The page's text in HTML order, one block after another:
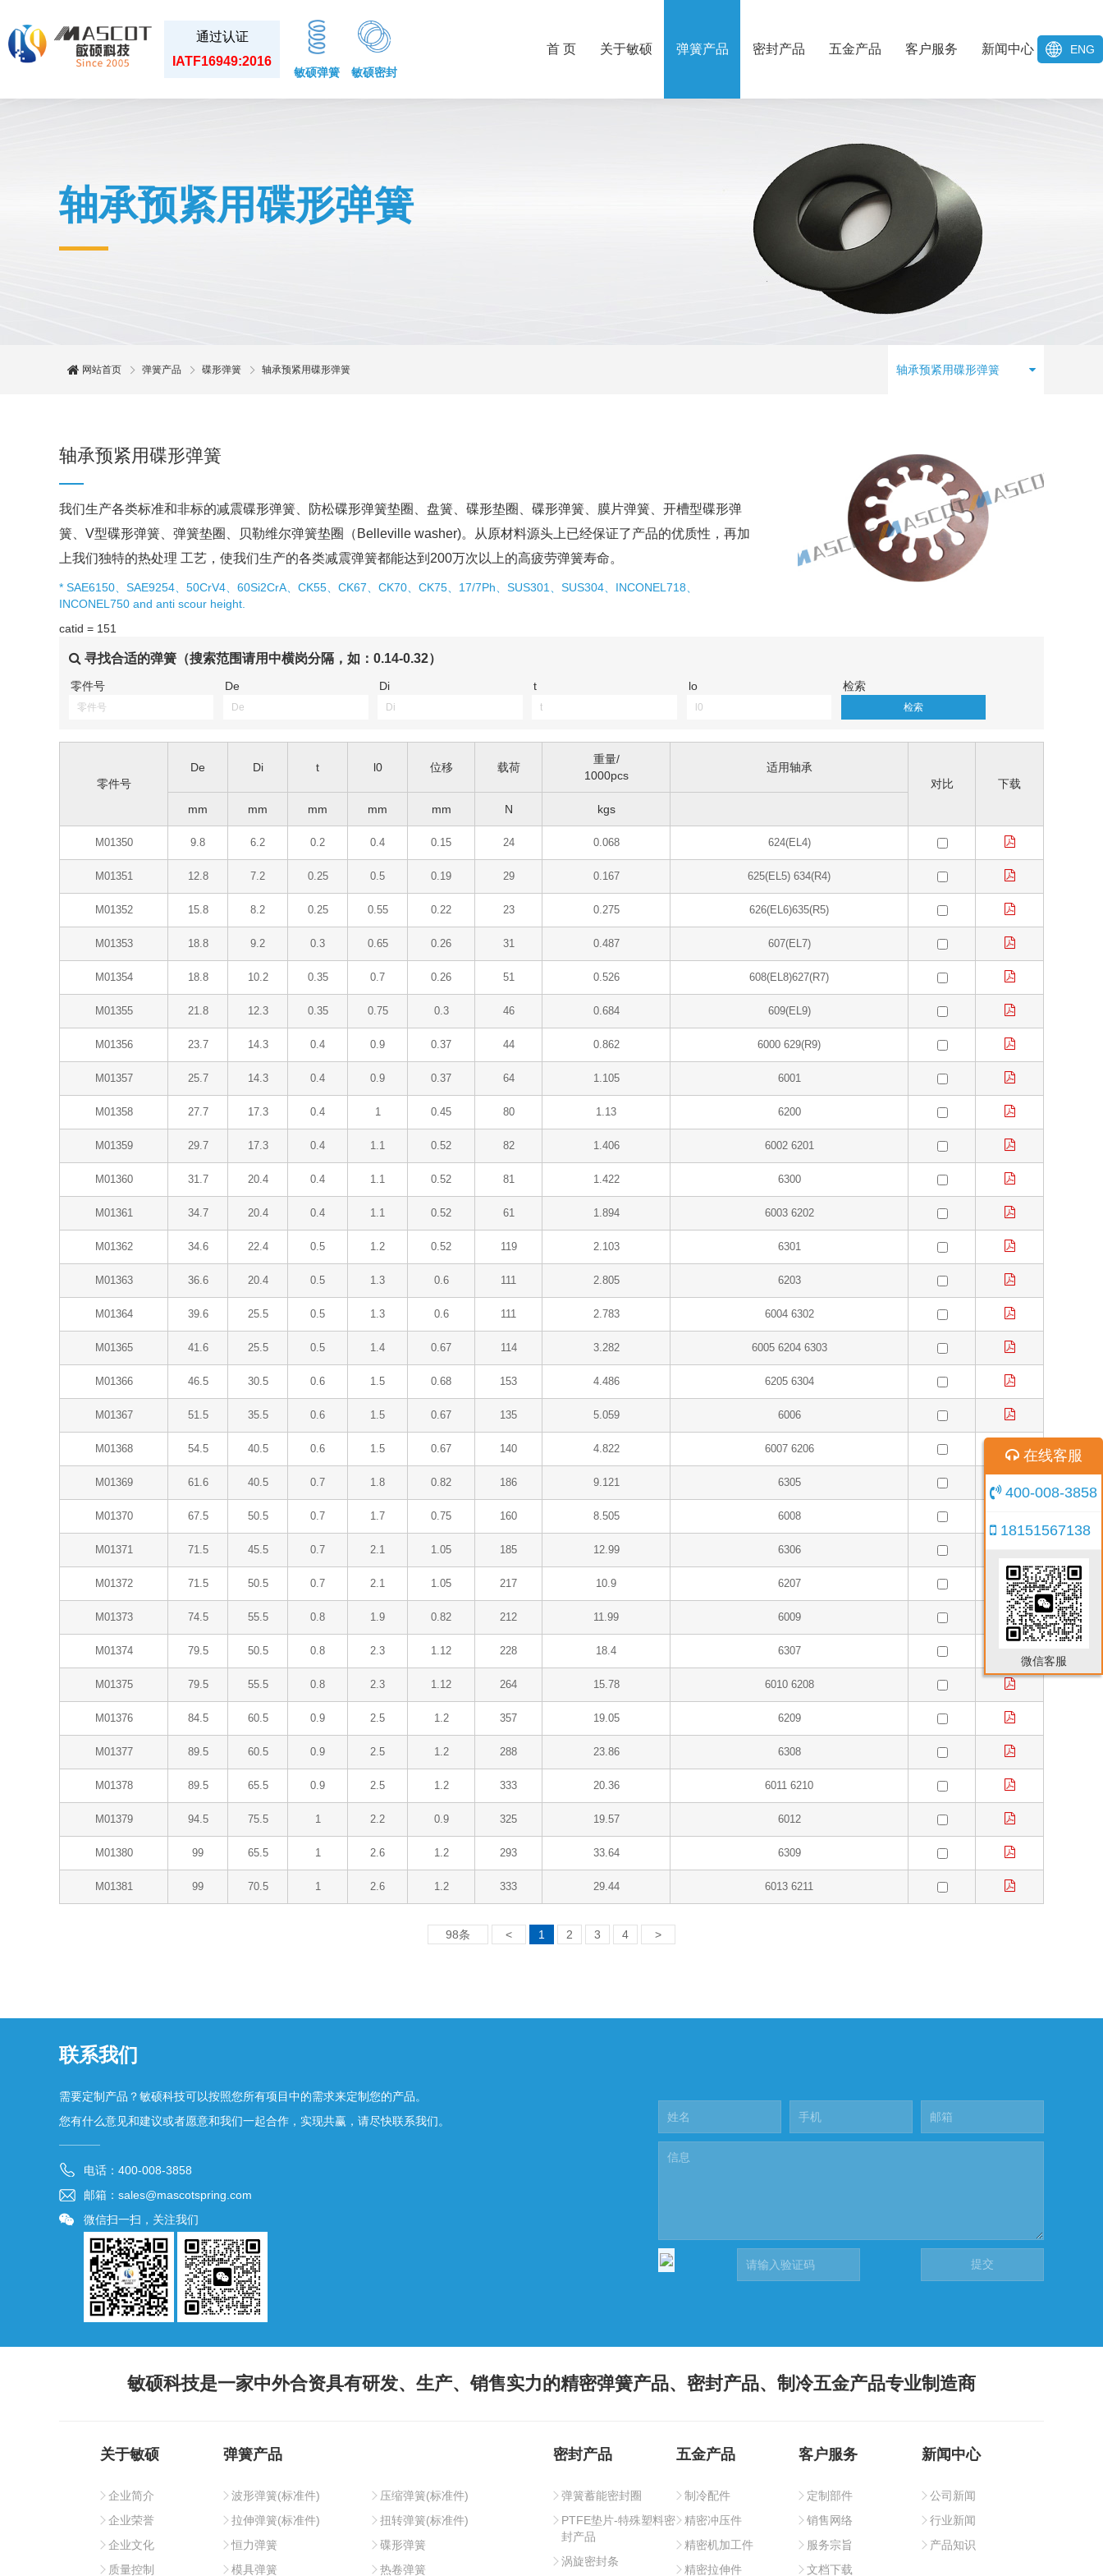
通过认证
IATF16949:2016
敏硕弹簧 敏硕密封
首 页 关于敏硕 弹簧产品 密封产品 五金产品 客户服务 新闻中心 ENG
轴承预紧用碟形弹簧
网站首页 弹簧产品 碟形弹簧 轴承预紧用碟形弹簧 轴承预紧用碟形弹簧
轴承预紧用碟形弹簧
我们生产各类标准和非标的减震碟形弹簧、防松碟形弹簧垫圈、盘簧、碟形垫圈、碟形弹簧、膜片弹簧、开槽型碟形弹
簧、V型碟形弹簧、弹簧垫圈、贝勒维尔弹簧垫圈（Belleville washer)。从原材料源头上已经保证了产品的优质性，再加
上我们独特的热处理 工艺，使我们生产的各类减震弹簧都能达到200万次以上的高疲劳弹簧寿命。
* SAE6150、SAE9254、50CrV4、60Si2CrA、CK55、CK67、CK70、CK75、17/7Ph、SUS301、SUS304、INCONEL718、
INCONEL750 and anti scour height.
catid = 151
寻找合适的弹簧（搜索范围请用中横岗分隔，如：0.14-0.32）
零件号 De Di t lo 检索
零件号
De Di t l0 位移 载荷
重量/
1000pcs
适用轴承
对比
下载
mm
mm mm mm mm N kgs
M01350 9.8 6.2 0.2 0.4 0.15 24 0.068 624(EL4)
M01351 12.8 7.2 0.25 0.5 0.19 29 0.167 625(EL5) 634(R4)
M01352 15.8 8.2 0.25 0.55 0.22 23 0.275 626(EL6)635(R5)
M01353 18.8 9.2 0.3 0.65 0.26 31 0.487 607(EL7)
M01354 18.8 10.2 0.35 0.7 0.26 51 0.526 608(EL8)627(R7)
M01355 21.8 12.3 0.35 0.75 0.3 46 0.684 609(EL9)
M01356 23.7 14.3 0.4 0.9 0.37 44 0.862 6000 629(R9)
M01357 25.7 14.3 0.4 0.9 0.37 64 1.105 6001
M01358 27.7 17.3 0.4 1 0.45 80 1.13 6200
M01359 29.7 17.3 0.4 1.1 0.52 82 1.406 6002 6201
M01360 31.7 20.4 0.4 1.1 0.52 81 1.422 6300
M01361 34.7 20.4 0.4 1.1 0.52 61 1.894 6003 6202
M01362 34.6 22.4 0.5 1.2 0.52 119 2.103 6301
M01363 36.6 20.4 0.5 1.3 0.6 111 2.805 6203
M01364 39.6 25.5 0.5 1.3 0.6 111 2.783 6004 6302
M01365 41.6 25.5 0.5 1.4 0.67 114 3.282 6005 6204 6303
M01366 46.5 30.5 0.6 1.5 0.68 153 4.486 6205 6304
M01367 51.5 35.5 0.6 1.5 0.67 135 5.059 6006
M01368 54.5 40.5 0.6 1.5 0.67 140 4.822 6007 6206
M01369 61.6 40.5 0.7 1.8 0.82 186 9.121 6305
M01370 67.5 50.5 0.7 1.7 0.75 160 8.505 6008
M01371 71.5 45.5 0.7 2.1 1.05 185 12.99 6306
M01372 71.5 50.5 0.7 2.1 1.05 217 10.9 6207
M01373 74.5 55.5 0.8 1.9 0.82 212 11.99 6009
M01374 79.5 50.5 0.8 2.3 1.12 228 18.4 6307
M01375 79.5 55.5 0.8 2.3 1.12 264 15.78 6010 6208
M01376 84.5 60.5 0.9 2.5 1.2 357 19.05 6209
M01377 89.5 60.5 0.9 2.5 1.2 288 23.86 6308
M01378 89.5 65.5 0.9 2.5 1.2 333 20.36 6011 6210
M01379 94.5 75.5 1 2.2 0.9 325 19.57 6012
M01380 99 65.5 1 2.6 1.2 293 33.64 6309
M01381 99 70.5 1 2.6 1.2 333 29.44 6013 6211
98条 < 1 2 3 4 >
联系我们
需要定制产品？敏硕科技可以按照您所有项目中的需求来定制您的产品。
您有什么意见和建议或者愿意和我们一起合作，实现共赢，请尽快联系我们。
电话：400-008-3858
邮箱：sales@mascotspring.com
微信扫一扫，关注我们
敏硕科技是一家中外合资具有研发、生产、销售实力的精密弹簧产品、密封产品、制冷五金产品专业制造商
关于敏硕
企业简介
企业荣誉
企业文化
质量控制
弹簧产品
波形弹簧(标准件)
压缩弹簧(标准件)
拉伸弹簧(标准件)
扭转弹簧(标准件)
恒力弹簧
碟形弹簧
模具弹簧
热卷弹簧
密封产品
弹簧蓄能密封圈
PTFE垫片-特殊塑料密
封产品
涡旋密封条
五金产品
制冷配件
精密冲压件
精密机加工件
精密拉伸件
客户服务
定制部件
销售网络
服务宗旨
文档下载
新闻中心
公司新闻
行业新闻
产品知识
在线客服
400-008-3858
18151567138
微信客服